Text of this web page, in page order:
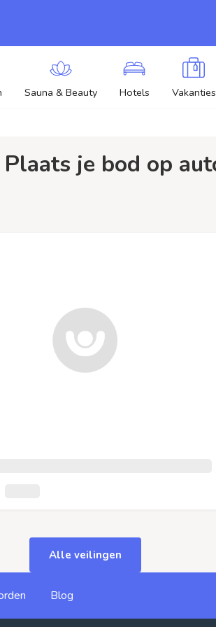
Sauna & Beauty Hotels Vakanties
Alle veilingen
Blog